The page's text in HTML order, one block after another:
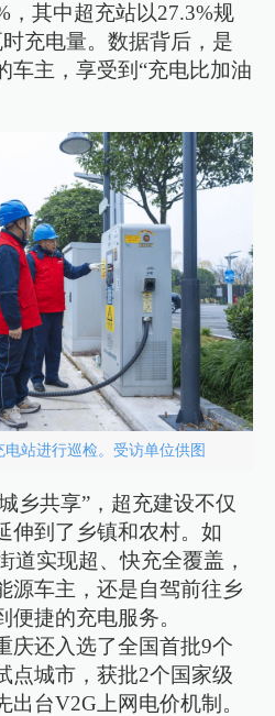
，其中超充站以27.3%规
充电量。数据背后，是
车主，享受到“充电比加油
站进行巡检。受访单位供图
乡共享”，超充建设不仅
伸到了乡镇和农村。如
道实现超、快充全覆盖，
源车主，还是自驾前往乡
捷的充电服务。
庆还入选了全国首批9个
点城市，获批2个国家级
台V2G上网电价机制。